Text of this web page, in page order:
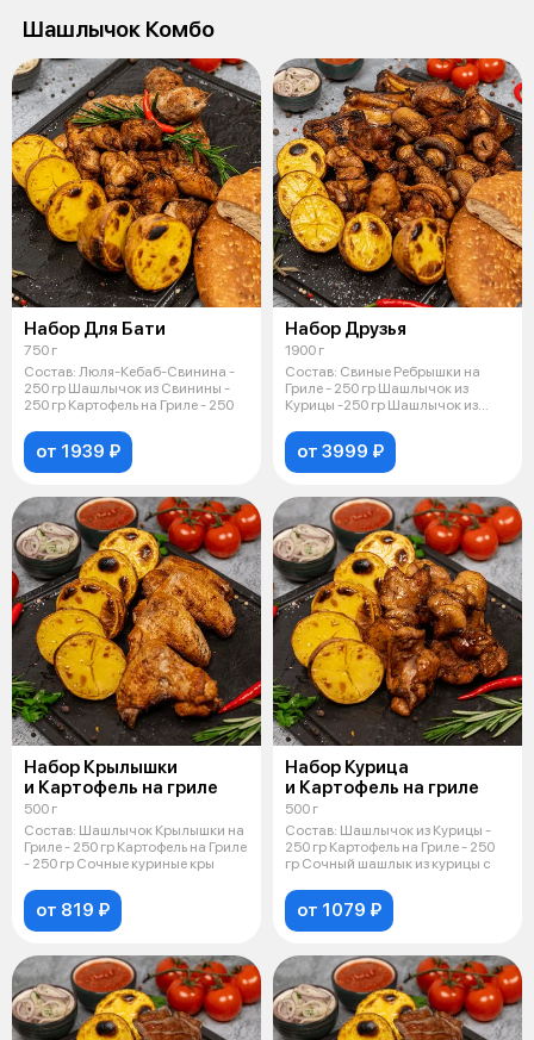
Шашлычок Комбо
Набор Для Бати
750 г
Состав: Люля-Кебаб-Свинина -
250 гр Шашлычок из Свинины -
250 гр Картофель на Гриле - 250
от 1939 ₽
Набор Друзья
1900 г
Состав: Свиные Ребрышки на
Гриле - 250 гр Шашлычок из
Курицы -250 гр Шашлычок из
от 3999 ₽
Набор Крылышки
и Картофель на гриле
500 г
Состав: Шашлычок Крылышки на
Гриле - 250 гр Картофель на Гриле
- 250 гр Сочные куриные кры
от 819 ₽
Набор Курица
и Картофель на гриле
500 г
Состав: Шашлычок из Курицы -
250 гр Картофель на Гриле - 250
гр Сочный шашлык из курицы с
от 1079 ₽